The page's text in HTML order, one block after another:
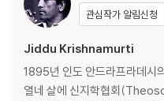
14장 고요는 만들 수 없다 183
15장 명상자 없는 명상 193
16장 지금, 혁명 205
관심작가 알림신청
Jiddu Krishnamurti
1895년 인도 안드라프라데시
열네 살에 신지학협회